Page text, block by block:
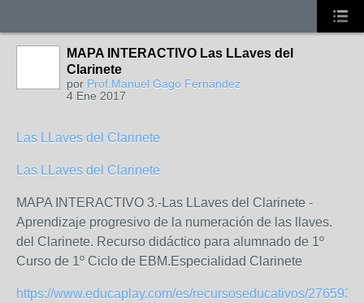
MAPA INTERACTIVO Las LLaves del
Clarinete
por Prof.Manuel Gago Fernández
4 Ene 2017
Las LLaves del Clarinete
Las LLaves del Clarinete
MAPA INTERACTIVO 3.-Las LLaves del Clarinete -
Aprendizaje progresivo de la numeración de las llaves.
del Clarinete. Recurso didáctico para alumnado de 1º
Curso de 1º Ciclo de EBM.Especialidad Clarinete
https://www.educaplay.com/es/recursoseducativos/